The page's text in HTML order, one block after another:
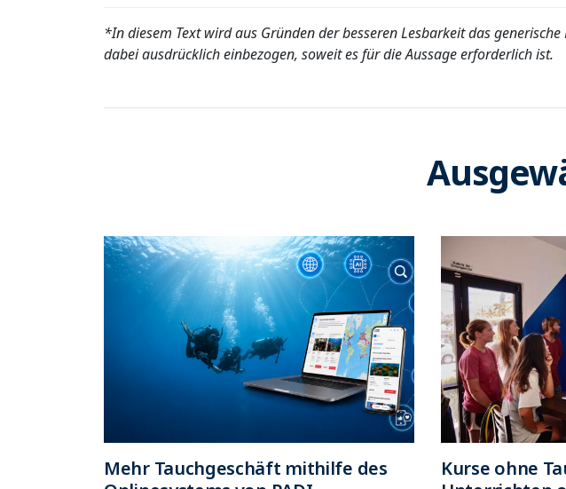
*In diesem Text wird aus Gründen der besseren Lesbarkeit das
dabei ausdrücklich einbezogen, soweit es für die Aussage erforderlich ist.
Mehr Tauchgeschäft mithilfe des
Kurse ohne